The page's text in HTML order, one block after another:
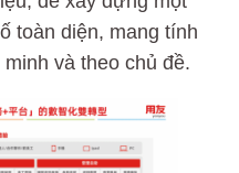
toàn diện, mang tính
và theo chủ đề.